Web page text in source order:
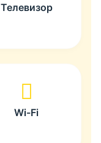
Телевизор
Wi-Fi